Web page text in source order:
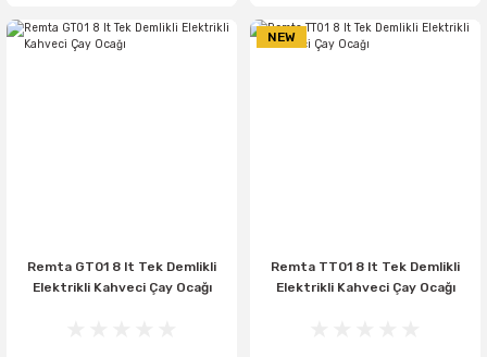
Remta GT01 8 lt Tek Demlikli
Elektrikli Kahveci Çay Ocağı
NEW
Remta TT01 8 lt Tek Demlikli
Elektrikli Kahveci Çay Ocağı